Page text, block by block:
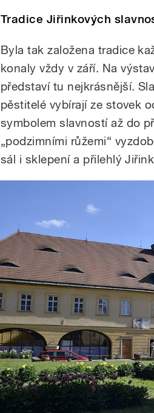
Tradice Jiřinkových
Byla tak založena tradice
konaly vždy v září. Na
představí tu nejkrásnější.
pěstitelé vybírají ze stovek
symbolem slavností až do
„podzimními růžemi“
sál i sklepení a přilehlý